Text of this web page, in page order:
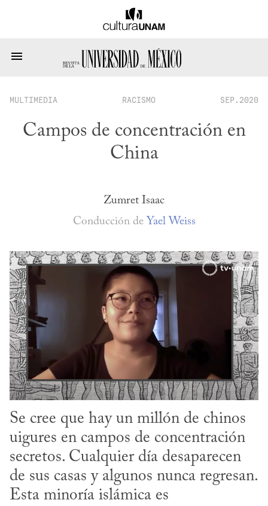
MULTIMEDIA RACISMO SEP.2020
Campos de concentración en
China
Zumret Isaac
Conducción de Yael Weiss
Se cree que hay un millón de chinos
uigures en campos de concentración
secretos. Cualquier día desaparecen
de sus casas y algunos nunca regresan.
Esta minoría islámica es